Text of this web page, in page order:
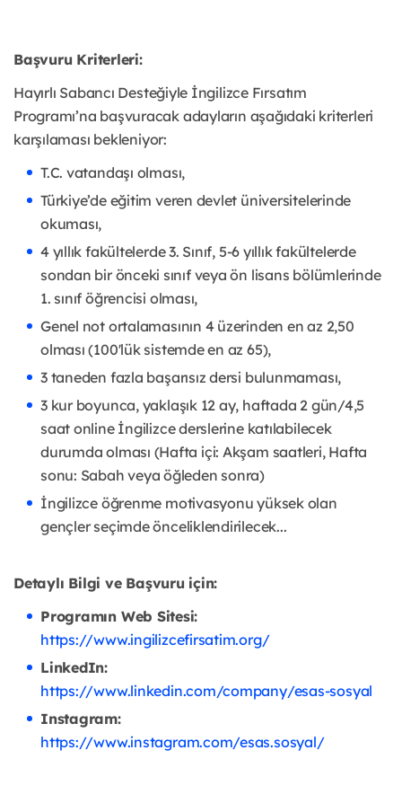
Başvuru Kriterleri:
Hayırlı Sabancı Desteğiyle İngilizce Fırsatım
Programı’na başvuracak adayların aşağıdaki kriterleri
karşılaması bekleniyor:
T.C. vatandaşı olması,
Türkiye’de eğitim veren devlet üniversitelerinde
okuması,
4 yıllık fakültelerde 3. Sınıf, 5-6 yıllık fakültelerde
sondan bir önceki sınıf veya ön lisans bölümlerinde
1. sınıf öğrencisi olması,
Genel not ortalamasının 4 üzerinden en az 2,50
olması (100'lük sistemde en az 65),
3 taneden fazla başarısız dersi bulunmaması,
3 kur boyunca, yaklaşık 12 ay, haftada 2 gün/4,5
saat online İngilizce derslerine katılabilecek
durumda olması (Hafta içi: Akşam saatleri, Hafta
sonu: Sabah veya öğleden sonra)
İngilizce öğrenme motivasyonu yüksek olan
gençler seçimde önceliklendirilecek...
Detaylı Bilgi ve Başvuru için:
Programın Web Sitesi:
https://www.ingilizcefirsatim.org/
LinkedIn:
https://www.linkedin.com/company/esas-sosyal
Instagram:
https://www.instagram.com/esas.sosyal/